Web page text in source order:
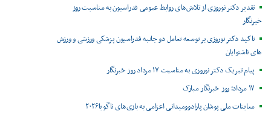
تقدیر دکتر نوروزی از تلاش‌های روابط عمومی فدراسیون به مناسبت روز
خبرنگار
تاکید دکتر نوروزی بر توسعه تعامل دو جانبه فدراسیون پزشکی ورزشی و ورزش
های ناشنوایان
پیام تبریک دکتر نوروزی به مناسبت ۱۷ مرداد روز خبرنگار
۱۷ مرداد؛ روز خبرنگار مبارک
معاینات ملی پوشان پارادوومیدانی اعزامی به بازی‌های ناگویا۲۰۲۶